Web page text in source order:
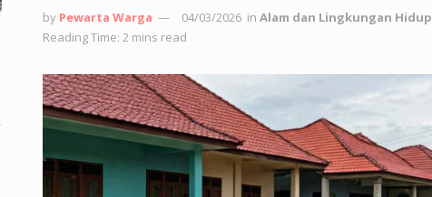
by Pewarta Warga 04/03/2026 in Alam dan Lingkungan Hidup
Reading Time: 2 mins read